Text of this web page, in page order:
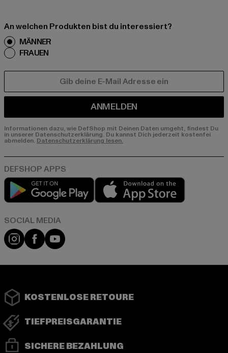
An welchen Produkten bist du interessiert?
MÄNNER
FRAUEN
ANMELDEN
Informationen dazu, wie DefShop mit Deinen Daten umgeht, findest Du
in unserer Datenschutzerklärung. Du kannst Dich jederzeit kostenfei
abmelden. Datenschutzerklärung lesen.
Play market
Instagram
FacebookYouTube
KOSTENLOSE RETOURE
TIEFPREISGARANTIE
SICHERE BEZAHLUNG